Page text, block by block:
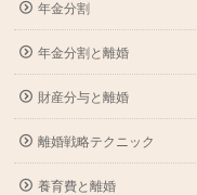
年金分割
年金分割と離婚
財産分与と離婚
離婚戦略テクニック
養育費と離婚